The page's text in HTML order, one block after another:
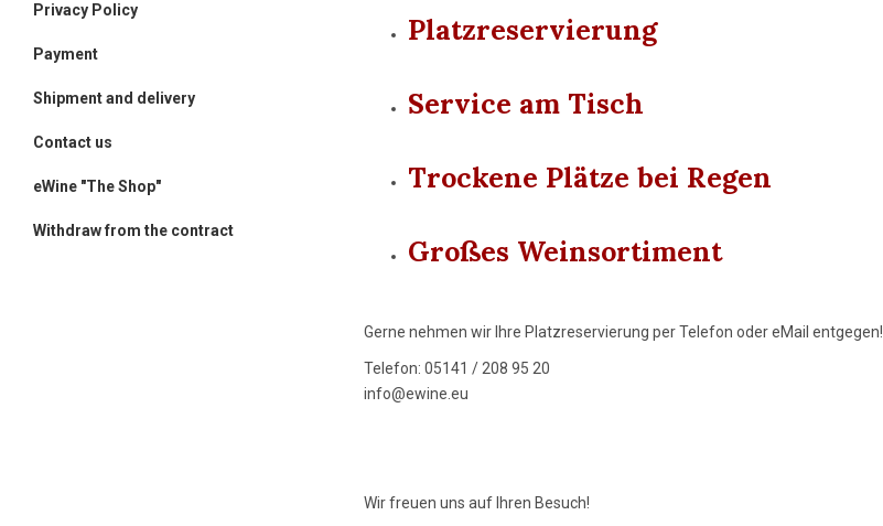
Privacy Policy
Payment
Shipment and delivery
Contact us
eWine "The Shop"
Withdraw from the contract
Platzreservierung
Service am Tisch
Trockene Plätze bei Regen
Großes Weinsortiment
Gerne nehmen wir Ihre Platzreservierung per Telefon oder eMail entgegen!
Telefon: 05141 / 208 95 20
info@ewine.eu
Wir freuen uns auf Ihren Besuch!